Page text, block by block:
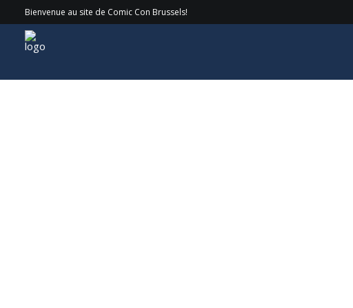
Bienvenue au site de Comic Con Brussels!